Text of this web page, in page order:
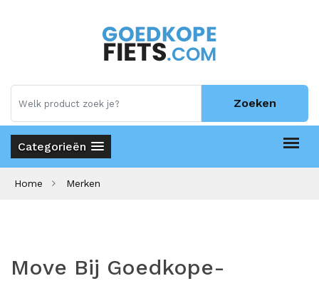
Zoeken
Categorieën
Home Merken
Move Bij Goedkope-